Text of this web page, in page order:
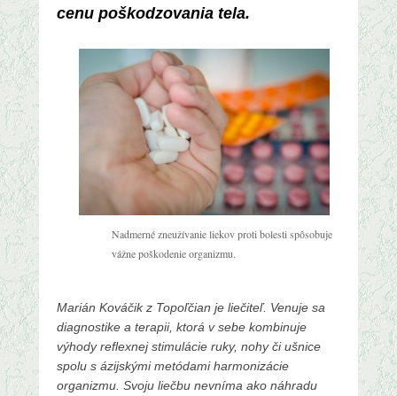
a
d
cenu poškodzovania tela.
Nadmerné zneužívanie liekov proti bolesti spôsobuje
vážne poškodenie organizmu.
Marián Kováčik z Topoľčian je liečiteľ. Venuje sa
diagnostike a terapii, ktorá v sebe kombinuje
výhody reflexnej stimulácie ruky, nohy či ušnice
spolu s ázijskými metódami harmonizácie
organizmu. Svoju liečbu nevníma ako náhradu